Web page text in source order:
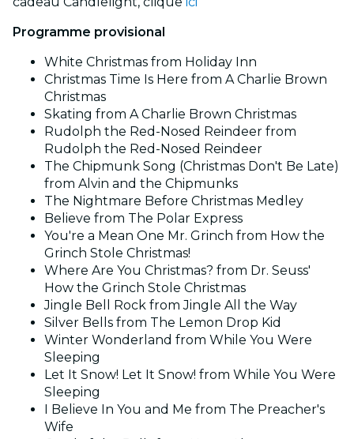
Programme provisional
White Christmas from Holiday Inn
Christmas Time Is Here from A Charlie Brown
Christmas
Skating from A Charlie Brown Christmas
Rudolph the Red-Nosed Reindeer from
Rudolph the Red-Nosed Reindeer
The Chipmunk Song (Christmas Don't Be Late)
from Alvin and the Chipmunks
The Nightmare Before Christmas Medley
Believe from The Polar Express
You're a Mean One Mr. Grinch from How the
Grinch Stole Christmas!
Where Are You Christmas? from Dr. Seuss'
How the Grinch Stole Christmas
Jingle Bell Rock from Jingle All the Way
Silver Bells from The Lemon Drop Kid
Winter Wonderland from While You Were
Sleeping
Let It Snow! Let It Snow! from While You Were
Sleeping
I Believe In You and Me from The Preacher's
Wife